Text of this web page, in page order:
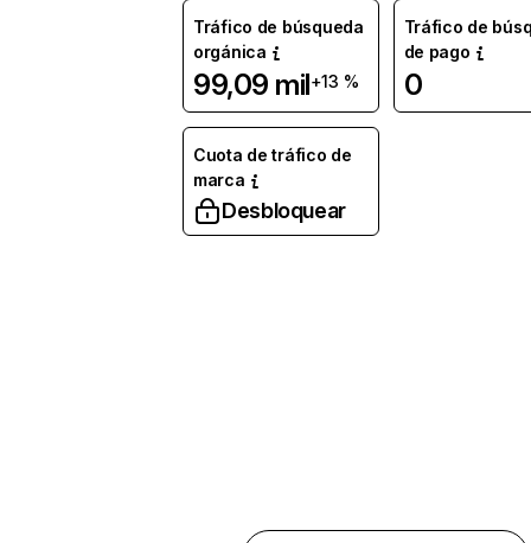
Tráfico de búsqueda
orgánica
99,09 mil+13 %
Tráfico de
de pago
0
Cuota de tráfico de
marca
Desbloquear